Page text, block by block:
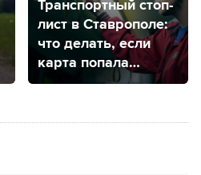
Транспортный стоп-
лист в Ставрополе:
что делать, если
карта попала
в черный список?